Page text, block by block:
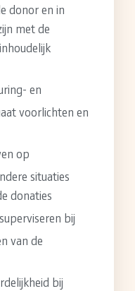
donor en in
met de
en
voorlichten en
op
situaties
donaties
bij
van de
bij